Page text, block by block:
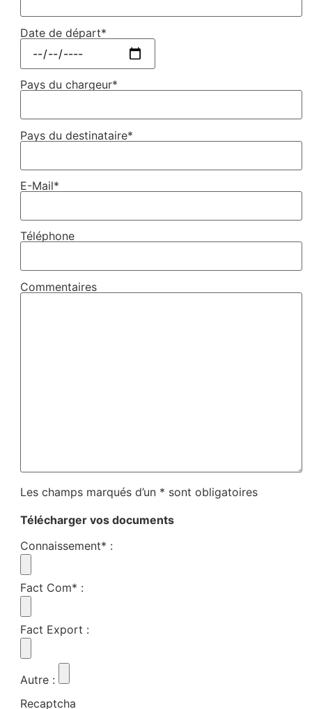
Date de départ*
Pays du chargeur*
Pays du destinataire*
E-Mail*
Téléphone
Commentaires
Les champs marqués d’un * sont obligatoires
Télécharger vos documents
Connaissement* :
Fact Com* :
Fact Export :
Autre :
Recaptcha